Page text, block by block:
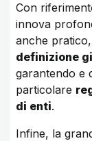
Con
innova
anche
definizione
garantendo e
particolare
di enti.
Infine, la